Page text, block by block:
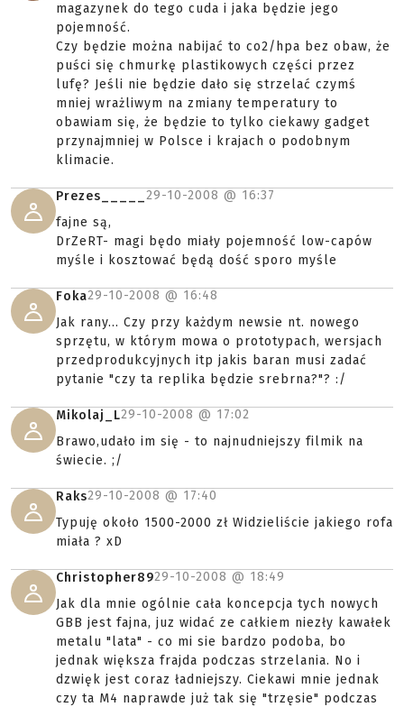
magazynek do tego cuda i jaka będzie jego
pojemność.
Czy będzie można nabijać to co2/hpa bez obaw, że
puści się chmurkę plastikowych części przez
lufę? Jeśli nie będzie dało się strzelać czymś
mniej wrażliwym na zmiany temperatury to
obawiam się, że będzie to tylko ciekawy gadget
przynajmniej w Polsce i krajach o podobnym
klimacie.
Prezes_____ 29-10-2008 @ 16:37
fajne są,
DrZeRT- magi będo miały pojemność low-capów
myśle i kosztować będą dość sporo myśle
Foka29-10-2008 @ 16:48
Jak rany... Czy przy każdym newsie nt. nowego
sprzętu, w którym mowa o prototypach, wersjach
przedprodukcyjnych itp jakis baran musi zadać
pytanie "czy ta replika będzie srebrna?"? :/
Mikolaj_L29-10-2008 @ 17:02
Brawo,udało im się - to najnudniejszy filmik na
świecie. ;/
Raks29-10-2008 @ 17:40
Typuję około 1500-2000 zł Widzieliście jakiego rofa
miała ? xD
Christopher8929-10-2008 @ 18:49
Jak dla mnie ogólnie cała koncepcja tych nowych
GBB jest fajna, juz widać ze całkiem niezły kawałek
metalu "lata" - co mi sie bardzo podoba, bo
jednak większa frajda podczas strzelania. No i
dzwięk jest coraz ładniejszy. Ciekawi mnie jednak
czy ta M4 naprawde już tak się "trzęsie" podczas